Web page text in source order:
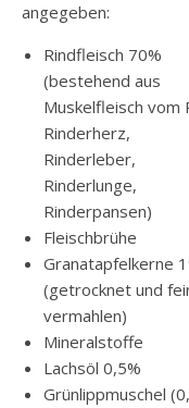
angegeben:
Rindfleisch 70%
(bestehend aus
Muskelfleisch vom
Rinderherz,
Rinderleber,
Rinderlunge,
Rinderpansen)
Fleischbrühe
Granatapfelkerne
(getrocknet und
vermahlen)
Mineralstoffe
Lachsöl 0,5%
Grünlippmuschel